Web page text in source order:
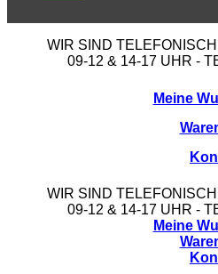
WIR SIND
09-12 & 14-17 UHR -
Meine
WIR SIND
09-12 & 14-17 UHR -
Meine